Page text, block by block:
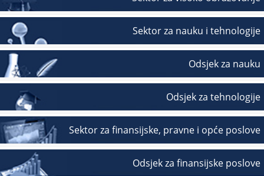
Sektor za nauku i tehnologije
Odsjek za nauku
Odsjek za tehnologije
Sektor za finansijske, pravne i opće poslove
Odsjek za finansijske poslove